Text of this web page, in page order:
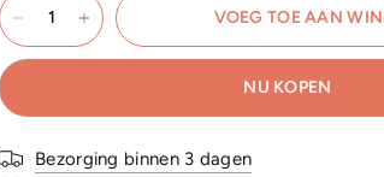
VOEG TOE AAN
NU KOPEN
Bezorging binnen 3 dagen